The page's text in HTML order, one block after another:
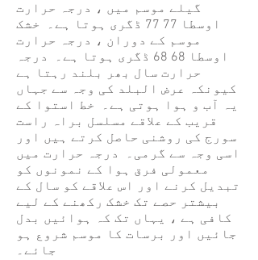
گیلے موسم میں ، درجہ حرارت
اوسطا 77 77 ڈگری ہوتا ہے۔ خشک
موسم کے دوران ، درجہ حرارت
اوسطا 68 68 ڈگری ہوتا ہے۔ درجہ
حرارت سال بھر بلند رہتا ہے
کیونکہ عرض البلد کی وجہ سے جہاں
یہ آب و ہوا ہوتی ہے۔ خط استوا کے
قریب کے علاقے مسلسل براہ راست
سورج کی روشنی حاصل کرتے ہیں اور
اسی وجہ سے گرمی۔ درجہ حرارت میں
معمولی فرق ہوا کے نمونوں کو
تبدیل کرنے اور اس علاقے کو سال کے
بیشتر حصے تک خشک رکھنے کے لیے
کافی ہے ، یہاں تک کہ ہوائیں بدل
جائیں اور برسات کا موسم شروع ہو
جائے۔